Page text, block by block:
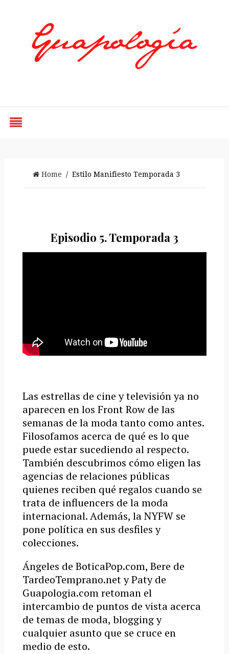
Home / Estilo Manifiesto Temporada 3
Episodio 5. Temporada 3
Las estrellas de cine y televisión ya no
aparecen en los Front Row de las
semanas de la moda tanto como antes.
Filosofamos acerca de qué es lo que
puede estar sucediendo al respecto.
También descubrimos cómo eligen las
agencias de relaciones públicas
quienes reciben qué regalos cuando se
trata de influencers de la moda
internacional. Además, la NYFW se
pone política en sus desfiles y
colecciones.
Ángeles de BoticaPop.com, Bere de
TardeoTemprano.net y Paty de
Guapologia.com retoman el
intercambio de puntos de vista acerca
de temas de moda, blogging y
cualquier asunto que se cruce en
medio de esto.